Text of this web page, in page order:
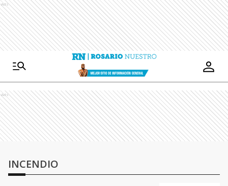
Ads
Ads
INCENDIO